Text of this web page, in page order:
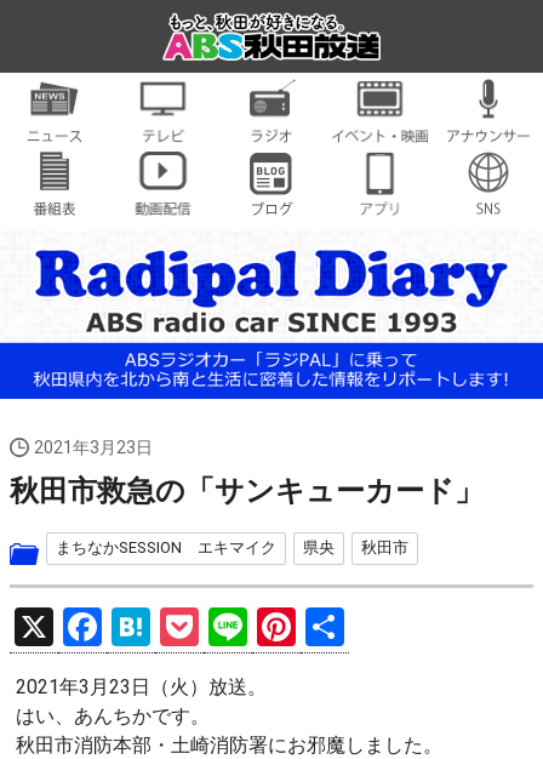
2021年3月23日
秋田市救急の「サンキューカード」
まちなかSESSION エキマイク 県央 秋田市
X
F
a
ce
b
H
at
e
n
P
o
ck
et
Li
n
e
Pi
nt
es
有
2021年3月23日（火）放送。
はい、あんちかです。
秋田市消防本部・土崎消防署にお邪魔しました。